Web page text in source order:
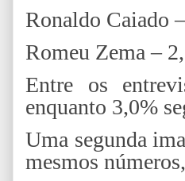
Ronaldo Caiado
Romeu Zema –
Entre os
enquanto 3,0%
Uma segunda
mesmos